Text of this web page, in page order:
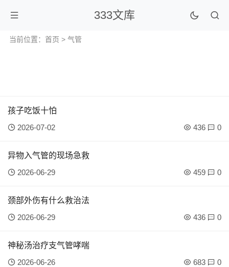
333文库
当前位置： 首页 > 气管
孩子吃饭十怕
2026-07-02
436 0
异物入气管的现场急救
2026-06-29
459 0
颈部外伤有什么救治法
2026-06-29
436 0
神秘汤治疗支气管哮喘
2026-06-26
683 0